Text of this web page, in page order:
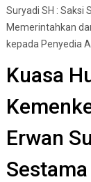
Suryadi SH : Saksi
Memerintahkan
kepada Penyedia
Kuasa
Erwan